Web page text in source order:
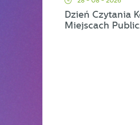
Dzień Czytania
Miejscach